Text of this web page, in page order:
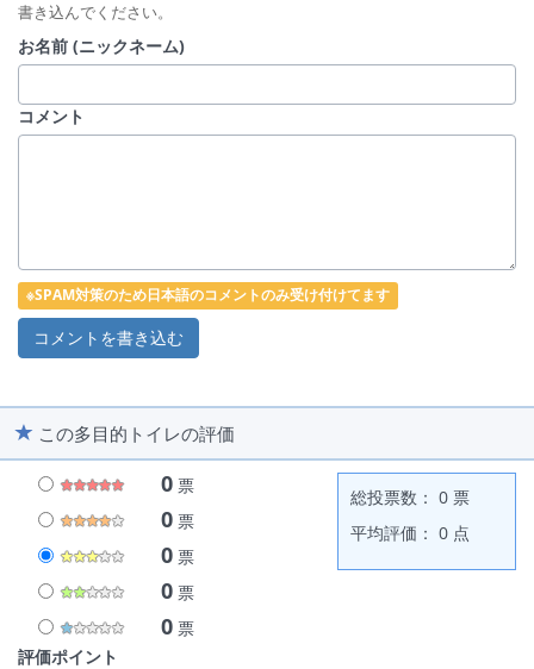
書き込んでください。
お名前 (ニックネーム)
コメント
※SPAM対策のため日本語のコメントのみ受け付けてます
この多目的トイレの評価
0 票
0 票
0 票
0 票
0 票
総投票数： 0 票
平均評価： 0 点
評価ポイント